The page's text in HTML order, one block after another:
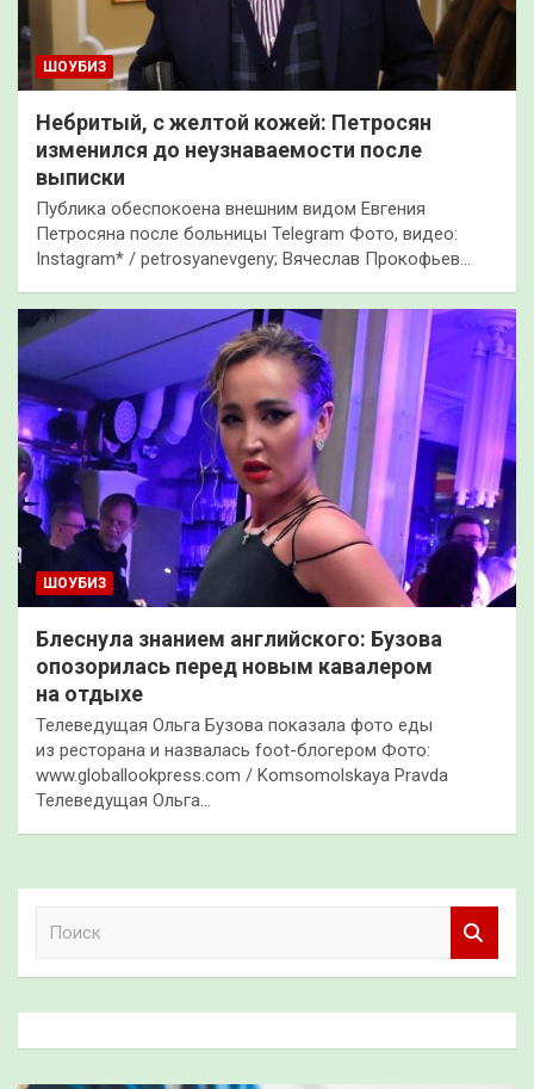
ШОУБИЗ
Небритый, с желтой кожей: Петросян
изменился до неузнаваемости после
выписки
Публика обеспокоена внешним видом Евгения
Петросяна после больницы Telegram Фото, видео:
Instagram* / petrosyanevgeny; Вячеслав Прокофьев…
ШОУБИЗ
Блеснула знанием английского: Бузова
опозорилась перед новым кавалером
на отдыхе
Телеведущая Ольга Бузова показала фото еды
из ресторана и назвалась foot-блогером Фото:
www.globallookpress.com / Komsomolskaya Pravda
Телеведущая Ольга…
к